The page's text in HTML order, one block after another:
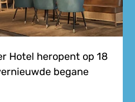
Hotel heropent op 18
begane